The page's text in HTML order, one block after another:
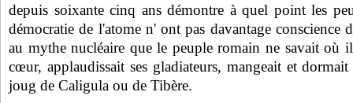
depuis soixante cinq ans démontre à quel point les
démocratie de l'atome n' ont pas davantage conscience
au mythe nucléaire que le peuple romain ne savait
cœur, applaudissait ses gladiateurs, mangeait et
joug de Caligula ou de Tibère.